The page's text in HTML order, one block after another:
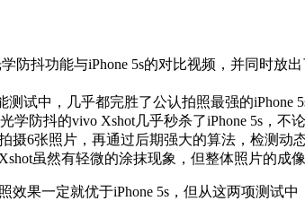
防抖功能与iPhone 5s的对比视频，并同时放
试中，几乎都完胜了公认拍照最强的iPhone 5s
学防抖的vivo Xshot几乎秒杀了iPhone 5s，
6张照片，再通过后期强大的算法，检测
虽然有轻微的涂抹现象，但整体照片的成像
效果一定就优于iPhone 5s，但从这两项测试